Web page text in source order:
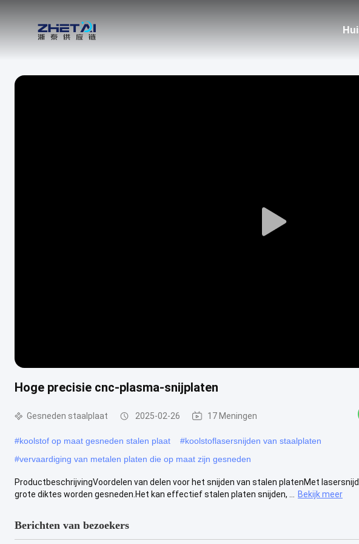
Play
Hoge precisie cnc-plasma-snijplaten
Gesneden staalplaat 2025-02-26 17 Meningen
#koolstof op maat gesneden stalen plaat #koolstoflasersnijden van staalplaten
#vervaardiging van metalen platen die op maat zijn gesneden
ProductbeschrijvingVoordelen van delen voor het snijden van stalen platenMet
grote diktes worden gesneden.Het kan effectief stalen platen snijden, ...
Bekijk meer
Berichten van bezoekers